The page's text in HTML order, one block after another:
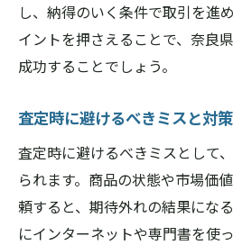
し、納得のいく条件で取引を進
イントを押さえることで、奈良
成功することでしょう。
査定時に避けるべきミスと対策
査定時に避けるべきミスとして
られます。商品の状態や市場価
頼すると、期待外れの結果にな
にインターネットや専門書を使